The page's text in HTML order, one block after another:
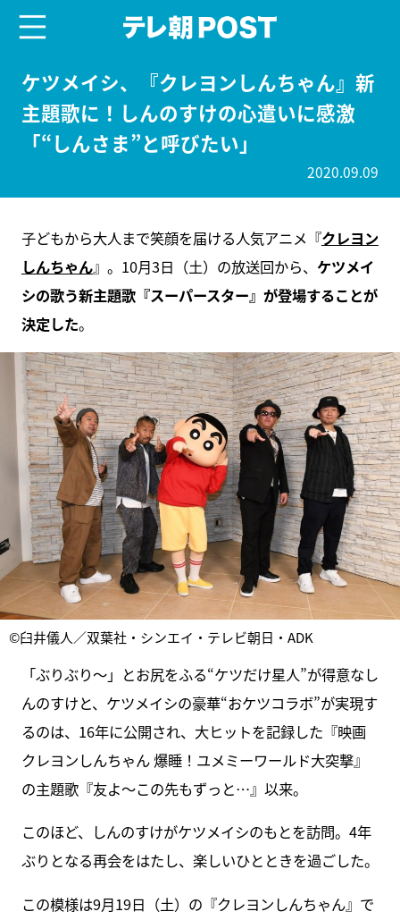
ケツメイシ、『クレヨンしんちゃん』新
主題歌に！しんのすけの心遣いに感激
「“しんさま”と呼びたい」
2020.09.09
子どもから大人まで笑顔を届ける人気アニメ『クレヨン
しんちゃん』。10月3日（土）の放送回から、 ケツメイ
シの歌う新主題歌『スーパースター』が登場することが
決定した。
©臼井儀人／双葉社・シンエイ・テレビ朝日・ADK
「ぶりぶり～」とお尻をふる“ケツだけ星人”が得意なし
んのすけと、ケツメイシの豪華“おケツコラボ”が実現す
るのは、16年に公開され、大ヒットを記録した『映画
クレヨンしんちゃん 爆睡！ユメミーワールド大突撃』
の主題歌『友よ～この先もずっと…』以来。
このほど、しんのすけがケツメイシのもとを訪問。4年
ぶりとなる再会をはたし、楽しいひとときを過ごした。
この模様は9月19日（土）の『クレヨンしんちゃん』で